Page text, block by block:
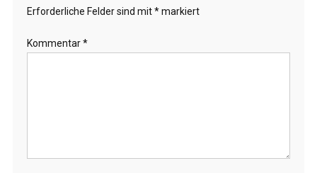
Erforderliche Felder sind mit*markiert
Kommentar*